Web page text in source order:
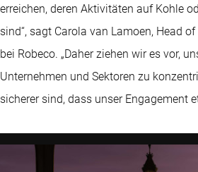
erreichen, deren Aktivitäten auf Kohle
sind“, sagt Carola van Lamoen, Head
bei Robeco. „Daher ziehen wir es vor,
Unternehmen und Sektoren zu
sicherer sind, dass unser Engagement